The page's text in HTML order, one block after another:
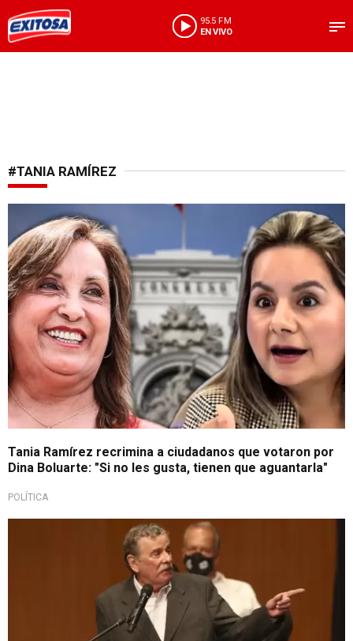
95.5 FM
EN VIVO
#TANIA RAMÍREZ
Fujimorismo no contempla vacarla
Tania Ramírez recrimina a ciudadanos que votaron por
Dina Boluarte: "Si no les gusta, tienen que aguantarla"
POLÍTICA